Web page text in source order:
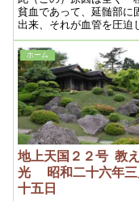
貧血であって、延髄部に
出来、それが血管を圧迫
貧血を起させ、睡眠不能
のであるが、此固結は右
が多く、左側は少ないも
之を溶かす事によって百
必ず治るのである。
ホーム
地上天国２２号 教
光 昭和二十六年三
十五日